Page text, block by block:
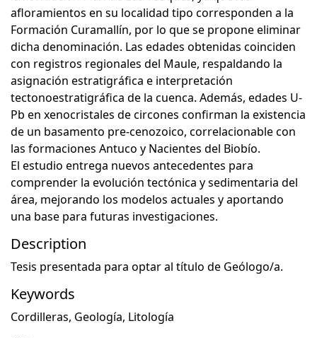
afloramientos en su localidad tipo corresponden a la
Formación Curamallín, por lo que se propone eliminar
dicha denominación. Las edades obtenidas coinciden
con registros regionales del Maule, respaldando la
asignación estratigráfica e interpretación
tectonoestratigráfica de la cuenca. Además, edades U-
Pb en xenocristales de circones confirman la existencia
de un basamento pre-cenozoico, correlacionable con
las formaciones Antuco y Nacientes del Biobío.
El estudio entrega nuevos antecedentes para
comprender la evolución tectónica y sedimentaria del
área, mejorando los modelos actuales y aportando
una base para futuras investigaciones.
Description
Tesis presentada para optar al título de Geólogo/a.
Keywords
Cordilleras, Geología, Litología